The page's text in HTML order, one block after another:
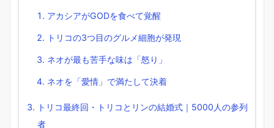
アカシアがGODを食べて覚醒
トリコの3つ目のグルメ細胞が発現
ネオが最も苦手な味は「怒り」
ネオを「愛情」で満たして決着
トリコ最終回・トリコとリンの結婚式｜5000人の参列
者